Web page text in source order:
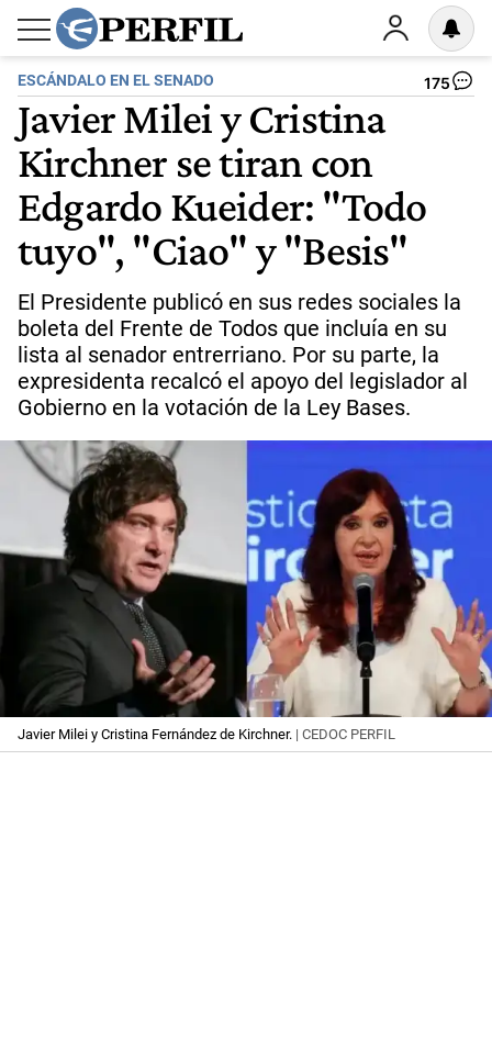
ESCÁNDALO EN EL SENADO 175
Javier Milei y Cristina
Kirchner se tiran con
Edgardo Kueider: "Todo
tuyo", "Ciao" y "Besis"
El Presidente publicó en sus redes sociales la
boleta del Frente de Todos que incluía en su
lista al senador entrerriano. Por su parte, la
expresidenta recalcó el apoyo del legislador al
Gobierno en la votación de la Ley Bases.
Javier Milei y Cristina Fernández de Kirchner. | CEDOC PERFIL